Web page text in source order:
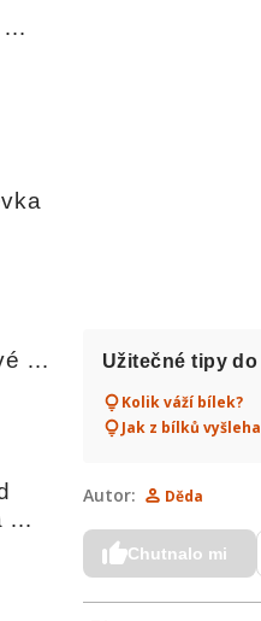
Užitečné tipy
Kolik váží bílek?
Jak z bílků
Autor: Děda
Chutnalo mi